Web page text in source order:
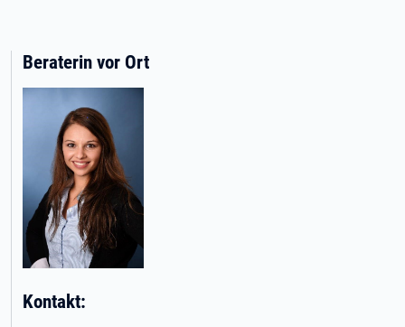
Beraterin vor Ort
Kontakt: